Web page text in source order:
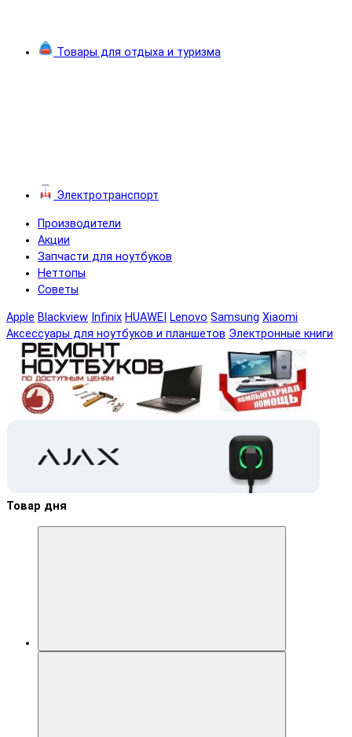
Товары для отдыха и туризма
Электротранспорт
Производители
Акции
Запчасти для ноутбуков
Неттопы
Советы
Apple Blackview Infinix HUAWEI Lenovo Samsung Xiaomi
Аксессуары для ноутбуков и планшетов Электронные книги
Товар дня